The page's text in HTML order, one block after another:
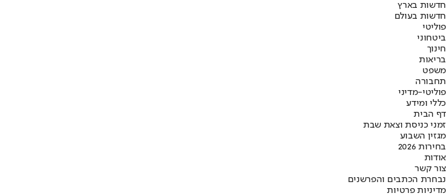
חדשות בארץ
חדשות בעולם
פוליטי
ביטחוני
חינוך
בריאות
משפט
תחבורה
פוליטי-מדיני
כללי ומידע
דף הבית
זמני כניסת וצאת שבת
מגזין השבוע
בחירות 2026
אודות
צור קשר
נבחרת הכתבים והפרשנים
מדיניות פרטיות